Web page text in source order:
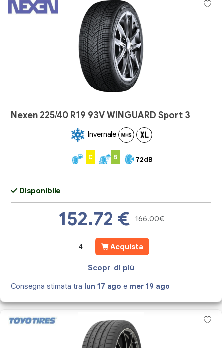
Nexen 225/40 R19 93V WINGUARD Sport 3
Invernale
C B 72dB
Disponibile
152.72 € 166.00€
Acquista
Scopri di più
Consegna stimata tra lun 17 ago e mer 19 ago